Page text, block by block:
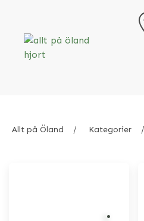
Allt på Öland Kategorier